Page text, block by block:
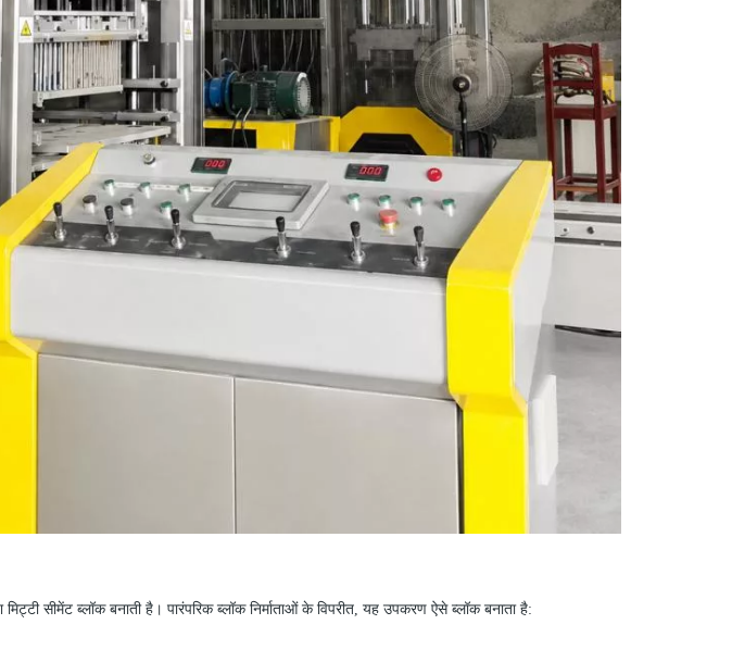
सीमेंट ब्लॉक बनाती है। पारंपरिक ब्लॉक निर्माताओं के विपरीत, यह उपकरण ऐसे ब्लॉक बनाता है: